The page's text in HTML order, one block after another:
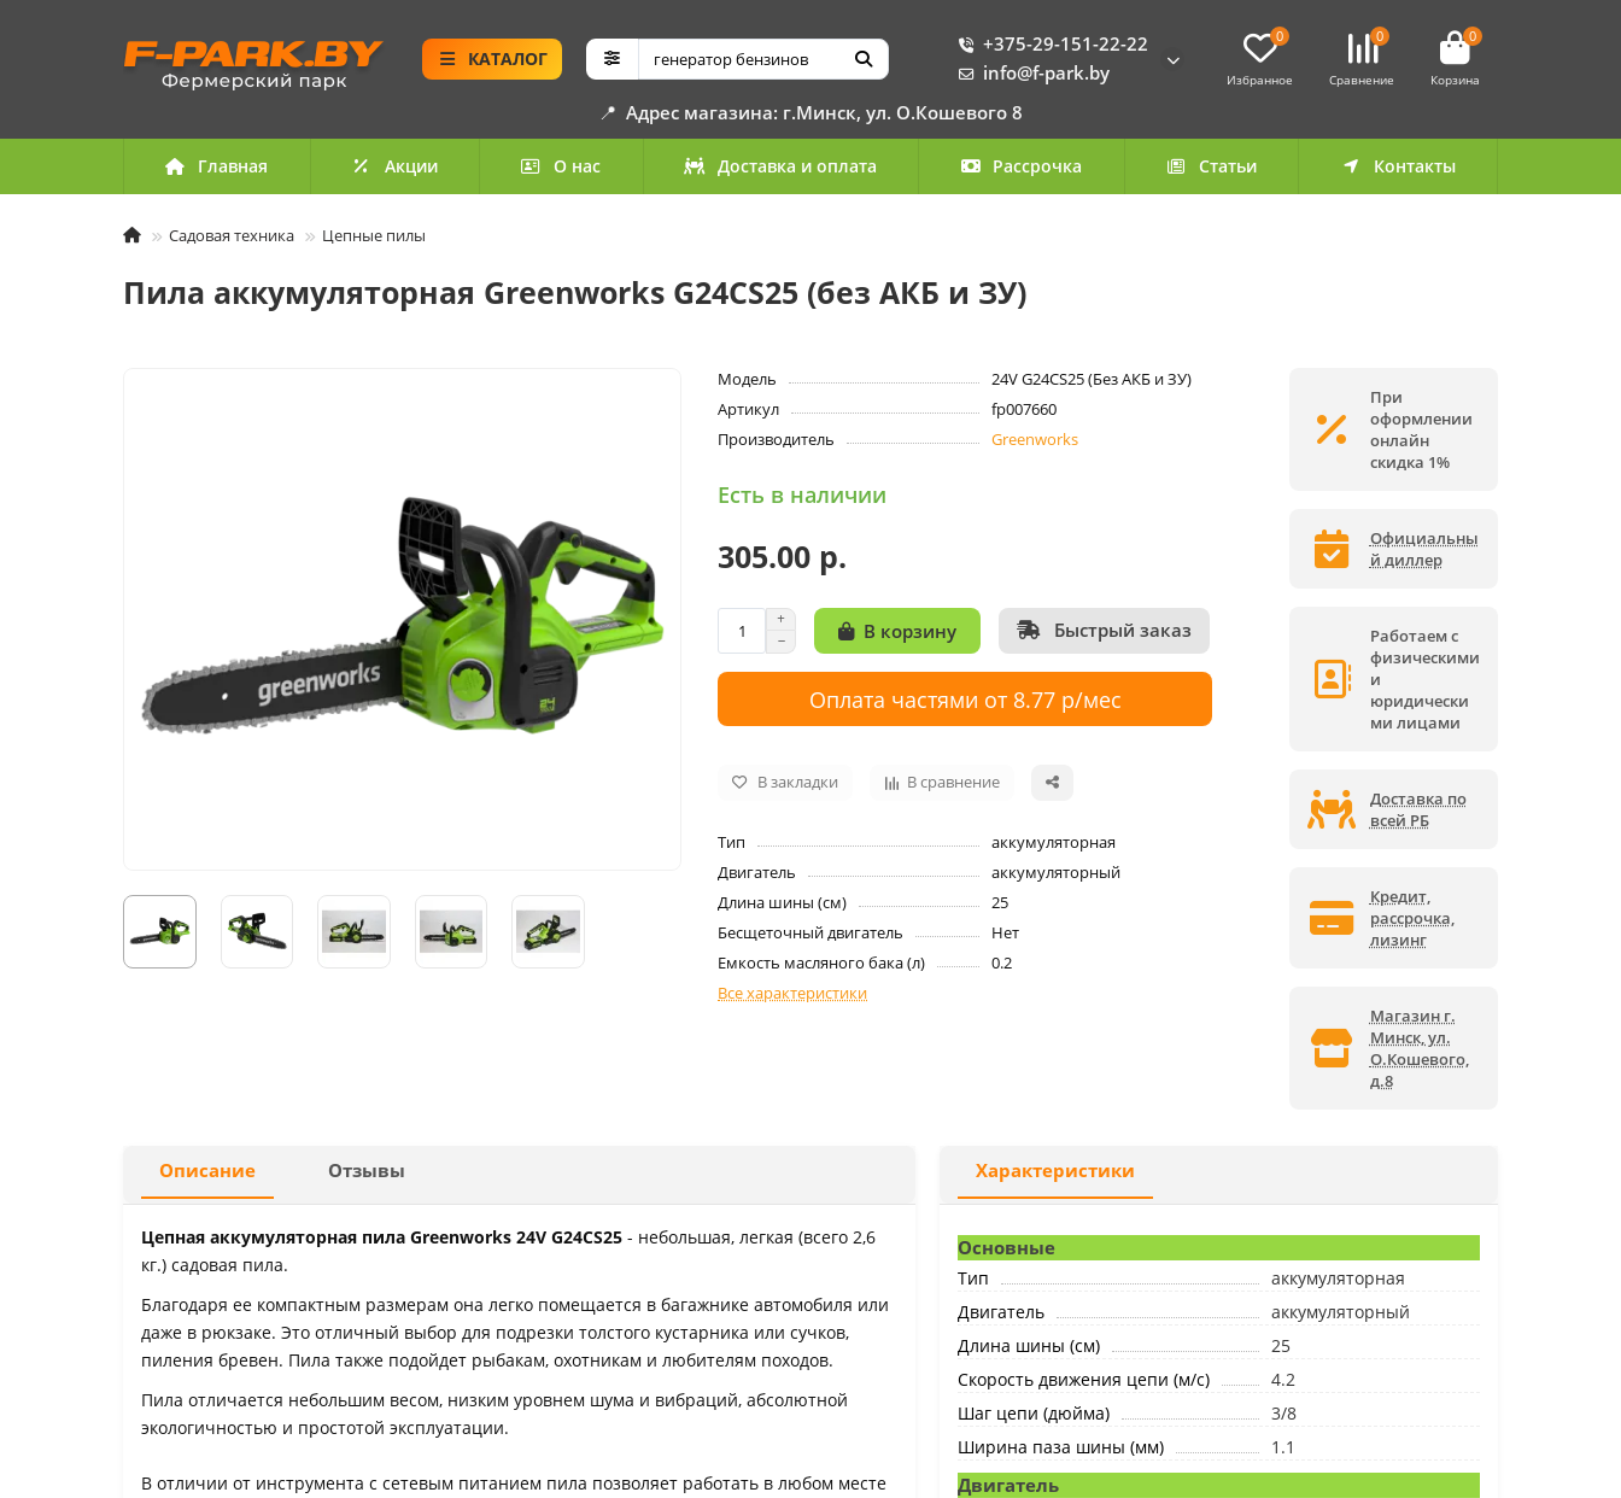
КАТАЛОГ
+375-29-151-22-22
info@f-park.by
0
Избранное
0
Сравнение
0
Корзина
📍 Адрес магазина: г.Минск, ул. О.Кошевого 8
Главная Акции О нас Доставка и оплата Рассрочка Статьи Контакты
Садовая техника Цепные пилы
Пила аккумуляторная Greenworks G24CS25 (без АКБ и ЗУ)
Модель
24V G24CS25 (Без АКБ и ЗУ)
Артикул
fp007660
Производитель
Greenworks
Есть в наличии
305.00 р.
В корзину Быстрый заказ
Оплата частями от 8.77 р/мес
В закладки В сравнение
Тип
аккумуляторная
Двигатель
аккумуляторный
Длина шины (см)
25
Бесщеточный двигатель
Нет
Емкость масляного бака (л)
0.2
Все характеристики
При
оформлении
онлайн
скидка 1%
Официальны
й диллер
Работаем с
физическими
и
юридически
ми лицами
Доставка по
всей РБ
Кредит,
рассрочка,
лизинг
Магазин г.
Минск, ул.
О.Кошевого,
д.8
Описание Отзывы
Цепная аккумуляторная пила Greenworks 24V G24CS25 - небольшая, легкая (всего 2,6
кг.) садовая пила.
Благодаря ее компактным размерам она легко помещается в багажнике автомобиля или
даже в рюкзаке. Это отличный выбор для подрезки толстого кустарника или сучков,
пиления бревен. Пила также подойдет рыбакам, охотникам и любителям походов.
Пила отличается небольшим весом, низким уровнем шума и вибраций, абсолютной
экологичностью и простотой эксплуатации.
В отличии от инструмента с сетевым питанием пила позволяет работать в любом месте
Характеристики
Основные
Тип
аккумуляторная
Двигатель
аккумуляторный
Длина шины (см)
25
Скорость движения цепи (м/с)
4.2
Шаг цепи (дюйма)
3/8
Ширина паза шины (мм)
1.1
Двигатель